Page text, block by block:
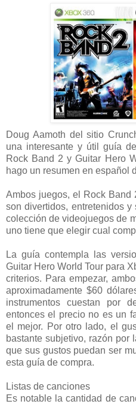
Doug Aamoth del sitio
una interesante y útil guía
Rock Band 2 y Guitar Hero
hago un resumen en español
Ambos juegos, el Rock Band
son divertidos, entretenidos
colección de videojuegos de
uno tiene que elegir cual
La guía contempla las
Guitar Hero World Tour para
criterios. Para empezar,
aproximadamente $60
instrumentos cuestan por
entonces el precio no es un
el mejor. Por otro lado, el
bastante subjetivo, razón por
que sus gustos puedan ser
esta guía de compra.
Listas de canciones
Es notable la cantidad de